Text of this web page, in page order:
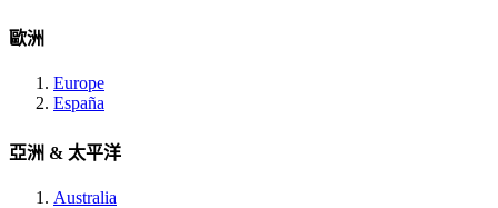
歐洲
Europe
España
亞洲 & 太平洋
Australia